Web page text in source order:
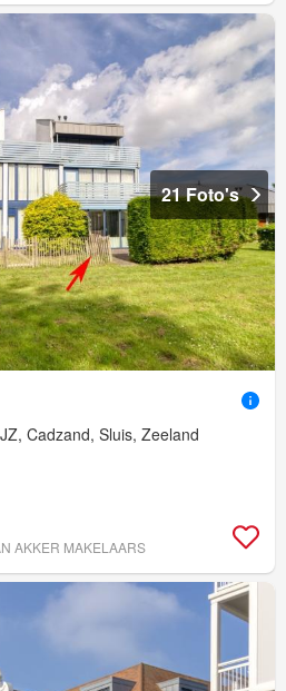
21 Foto's
Cadzand, Sluis, Zeeland
AKKER MAKELAARS